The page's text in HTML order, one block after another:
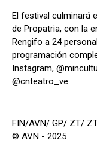
El festival culminará
de Propatria, con la
Rengifo a 24
programación
Instagram,
@cnteatro_ve.
FIN/AVN/ GP/ ZT/
© AVN - 2025